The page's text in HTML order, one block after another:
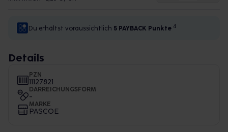
Du erhältst voraussichtlich 5 PAYBACK Punkte 4
Details
PZN
11127821
DARREICHUNGSFORM
-
MARKE
PASCOE